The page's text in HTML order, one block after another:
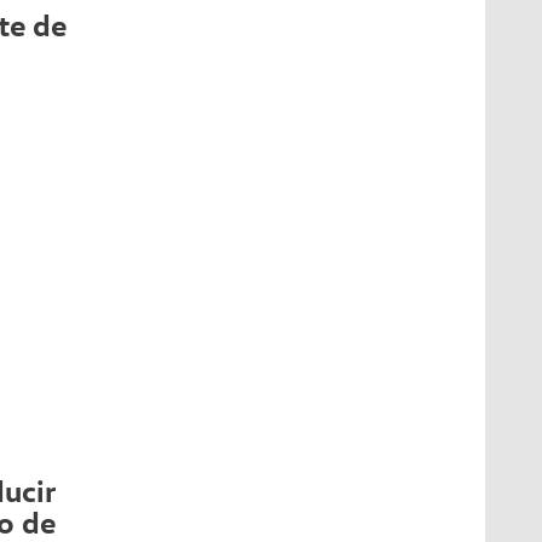
de
de